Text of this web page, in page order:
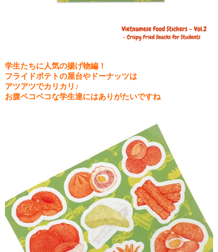
学生たちに人気の揚げ物編！
フライドポテトの屋台やドーナッツは
アツアツでカリカリ♪
お腹ペコペコな学生達にはありがたいですね